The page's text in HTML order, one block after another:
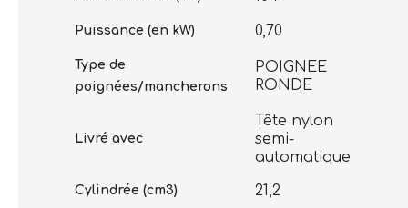
Puissance (en kW) 0,70
Type de
poignées/mancherons
POIGNEE
RONDE
Livré avec
Tête nylon
semi-
automatique
Cylindrée (cm3) 21,2